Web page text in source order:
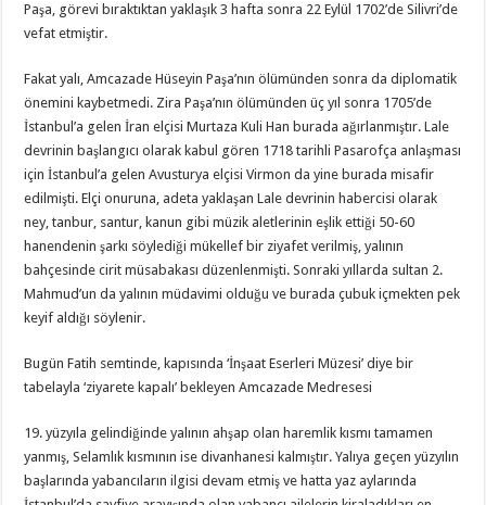
Paşa, görevi bıraktıktan yaklaşık 3 hafta sonra 22 Eylül 1702’de Silivri’de
vefat etmiştir.
Fakat yalı, Amcazade Hüseyin Paşa’nın ölümünden sonra da diplomatik
önemini kaybetmedi. Zira Paşa’nın ölümünden üç yıl sonra 1705’de
İstanbul’a gelen İran elçisi Murtaza Kuli Han burada ağırlanmıştır. Lale
devrinin başlangıcı olarak kabul gören 1718 tarihli Pasarofça anlaşması
için İstanbul’a gelen Avusturya elçisi Virmon da yine burada misafir
edilmişti. Elçi onuruna, adeta yaklaşan Lale devrinin habercisi olarak
ney, tanbur, santur, kanun gibi müzik aletlerinin eşlik ettiği 50-60
hanendenin şarkı söylediği mükellef bir ziyafet verilmiş, yalının
bahçesinde cirit müsabakası düzenlenmişti. Sonraki yıllarda sultan 2.
Mahmud’un da yalının müdavimi olduğu ve burada çubuk içmekten pek
keyif aldığı söylenir.
Bugün Fatih semtinde, kapısında ‘İnşaat Eserleri Müzesi’ diye bir
tabelayla ‘ziyarete kapalı’ bekleyen Amcazade Medresesi
19. yüzyıla gelindiğinde yalının ahşap olan haremlik kısmı tamamen
yanmış, Selamlık kısmının ise divanhanesi kalmıştır. Yalıya geçen yüzyılın
başlarında yabancıların ilgisi devam etmiş ve hatta yaz aylarında